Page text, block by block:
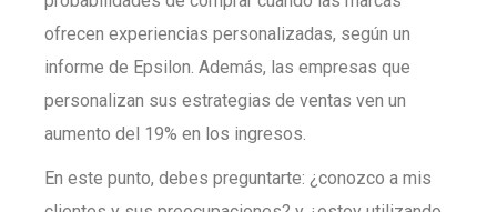
ofrecen experiencias personalizadas, según un
informe de Epsilon. Además, las empresas que
personalizan sus estrategias de ventas ven un
aumento del 19% en los ingresos.
En este punto, debes preguntarte: ¿conozco a mis